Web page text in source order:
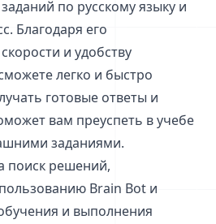
по русскому языку и
Благодаря его
и удобству
легко и быстро
готовые ответы и
вам преуспеть в учебе
заданиями.
поиск решений,
Brain Bot и
и выполнения